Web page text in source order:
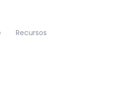
Recursos